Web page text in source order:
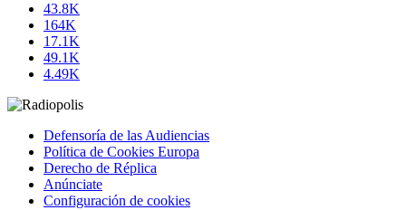
43.8K
164K
17.1K
49.1K
4.49K
Defensoría de las Audiencias
Política de Cookies Europa
Derecho de Réplica
Anúnciate
Configuración de cookies